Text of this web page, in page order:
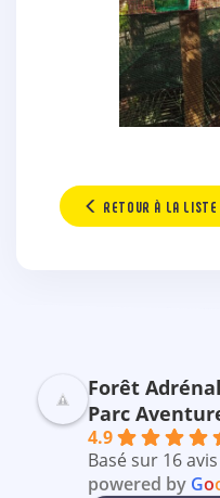
RETOUR À LA LISTE
Forêt
Parc
4.9
Basé sur 16 avis
powered by Go